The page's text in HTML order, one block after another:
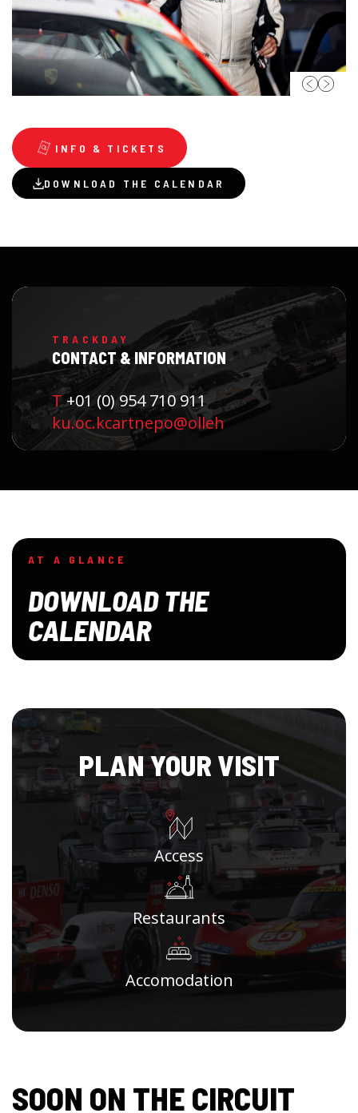
INFO & TICKETS
DOWNLOAD THE CALENDAR
TRACKDAY
CONTACT & INFORMATION
T+01 (0) 954 710 911
ku.oc.kcartnepo@olleh
AT A GLANCE
DOWNLOAD THE
CALENDAR
PLAN YOUR VISIT
Access
Restaurants
Accomodation
SOON ON THE CIRCUIT